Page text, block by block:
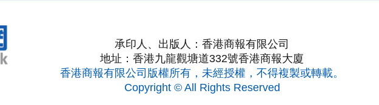
承印人、出版人：香港商報有限公司
地址：香港九龍觀塘道332號香港商報大廈
香港商報有限公司版權所有，未經授權，不得複製或轉載。
Copyright © All Rights Reserved